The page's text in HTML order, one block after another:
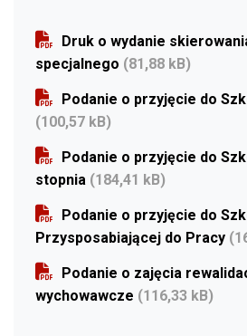
Druk o wydanie
specjalnego (81,88 kB)
Podanie o przyjęcie do
(100,57 kB)
Podanie o przyjęcie do
stopnia (184,41 kB)
Podanie o przyjęcie do
Przysposabiającej do Pracy
Podanie o zajęcia
wychowawcze (116,33 kB)